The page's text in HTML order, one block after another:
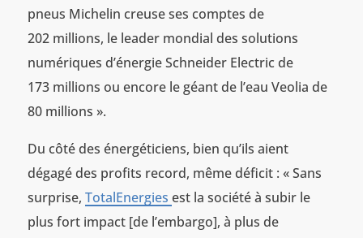
pneus Michelin creuse ses comptes de
202 millions, le leader mondial des solutions
numériques d’énergie Schneider Electric de
173 millions ou encore le géant de l’eau Veolia de
80 millions ».
Du côté des énergéticiens, bien qu’ils aient
dégagé des profits record, même déficit : « Sans
surprise, TotalEnergies est la société à subir le
plus fort impact [de l’embargo], à plus de